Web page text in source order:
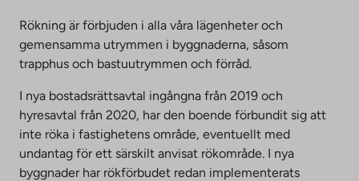
external
site.
Link
in
a
new
tab
Rökning är förbjuden i alla våra lägenheter och
gemensamma utrymmen i byggnaderna, såsom
trapphus och bastuutrymmen och förråd.
I nya bostadsrättsavtal ingångna från 2019 och
hyresavtal från 2020, har den boende förbundit sig att
inte röka i fastighetens område, eventuellt med
undantag för ett särskilt anvisat rökområde. I nya
byggnader har rökförbudet redan implementerats